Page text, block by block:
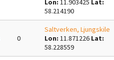
Lon: 11.903425 Lat:
58.214190
0
Saltverken, Ljungskile
Lon: 11.871226 Lat:
58.228559